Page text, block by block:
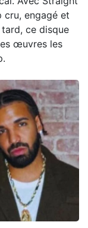
cru, engagé et
ce disque
œuvres les